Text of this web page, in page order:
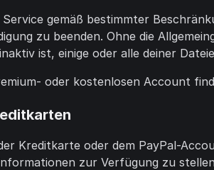
gemäß bestimmter
zu beenden. Ohne die
ist, einige oder alle deiner
oder kostenlosen Account
Kreditkarte oder dem PayPal-
zur Verfügung zu